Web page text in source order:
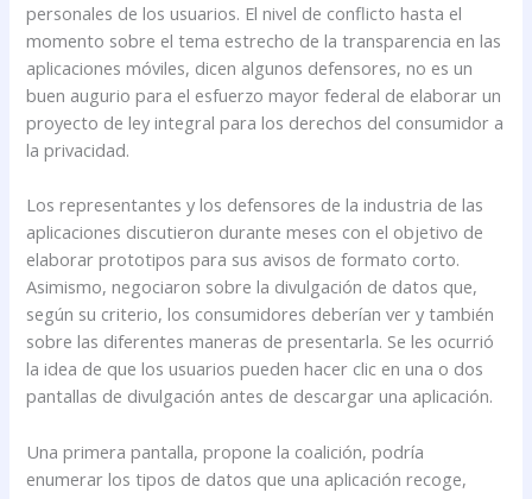
personales de los usuarios. El nivel de conflicto hasta el
momento sobre el tema estrecho de la transparencia en las
aplicaciones móviles, dicen algunos defensores, no es un
buen augurio para el esfuerzo mayor federal de elaborar un
proyecto de ley integral para los derechos del consumidor a
la privacidad.
Los representantes y los defensores de la industria de las
aplicaciones discutieron durante meses con el objetivo de
elaborar prototipos para sus avisos de formato corto.
Asimismo, negociaron sobre la divulgación de datos que,
según su criterio, los consumidores deberían ver y también
sobre las diferentes maneras de presentarla. Se les ocurrió
la idea de que los usuarios pueden hacer clic en una o dos
pantallas de divulgación antes de descargar una aplicación.
Una primera pantalla, propone la coalición, podría
enumerar los tipos de datos que una aplicación recoge,